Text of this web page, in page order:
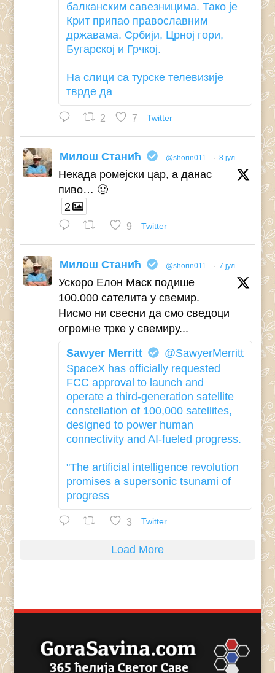
балканским савезницима. Тако је
Крит припао православним
државама. Србији, Црној гори,
Бугарској и Грчкој.
На слици са турске телевизије
тврде да
2 7 Twitter
Милош Станић @shorin011 · 8 јул
Некада ромејски цар, а данас
пиво… 🙂
2
9 Twitter
Милош Станић @shorin011 · 7 јул
Ускоро Елон Маск подише
100.000 сателита у свемир.
Нисмо ни свесни да смо сведоци
огромне трке у свемиру...
Sawyer Merritt
@SawyerMerritt
SpaceX has officially requested
FCC approval to launch and
operate a third-generation satellite
constellation of 100,000 satellites,
designed to power human
connectivity and AI-fueled progress.
"The artificial intelligence revolution
promises a supersonic tsunami of
progress
3 Twitter
Load More